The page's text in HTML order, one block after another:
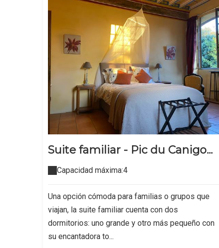
Suite familiar - Pic du Canigo...
Capacidad máxima:4
Una opción cómoda para familias o grupos que
viajan, la suite familiar cuenta con dos
dormitorios: uno grande y otro más pequeño con
su encantadora to...